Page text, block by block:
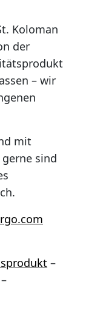
Koloman
der
– wir
mit
sind
–
–